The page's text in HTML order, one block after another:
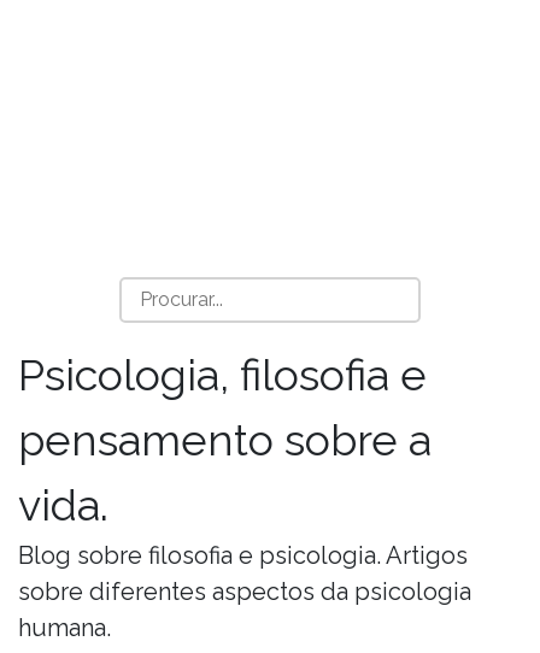
Psicologia, filosofia e
pensamento sobre a
vida.
Blog sobre filosofia e psicologia. Artigos
sobre diferentes aspectos da psicologia
humana.